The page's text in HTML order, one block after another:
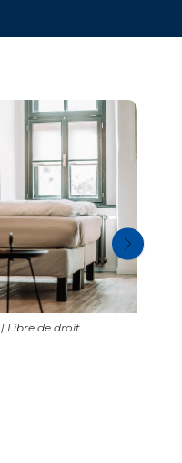
| Libre de droit